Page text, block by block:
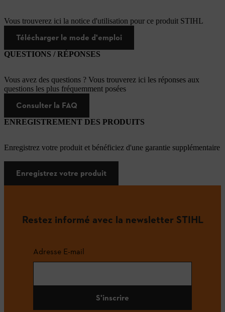
Vous trouverez ici la notice d'utilisation pour ce produit STIHL
Télécharger le mode d'emploi
QUESTIONS / RÉPONSES
Vous avez des questions ? Vous trouverez ici les réponses aux
questions les plus fréquemment posées
Consulter la FAQ
ENREGISTREMENT DES PRODUITS
Enregistrez votre produit et bénéficiez d'une garantie supplémentaire
Enregistrez votre produit
Restez informé avec la newsletter STIHL
Adresse E-mail
S'inscrire